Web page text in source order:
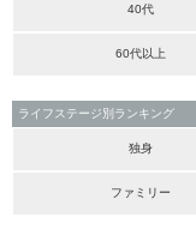
40代
60代以上
ライフステージ別ランキング
独身
ファミリー